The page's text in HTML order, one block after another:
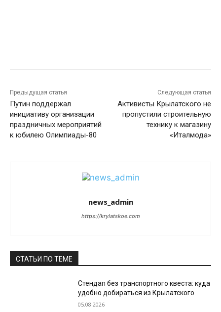
Предыдущая статья
Путин поддержал
инициативу организации
праздничных мероприятий
к юбилею Олимпиады-80
Следующая статья
Активисты Крылатского не
пропустили строительную
технику к магазину
«Италмода»
news_admin
https://krylatskoe.com
СТАТЬИ ПО ТЕМЕ
Стендап без транспортного квеста: куда
удобно добираться из Крылатского
05.08.2026